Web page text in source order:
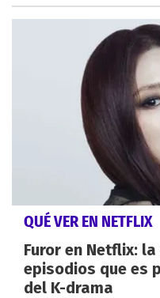
QUÉ VER EN NETFLIX
Furor en Netflix:
episodios que es
del K-drama